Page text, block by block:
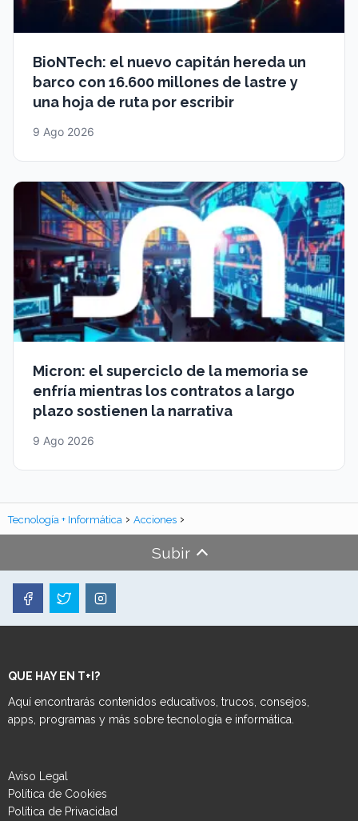
BioNTech: el nuevo capitán hereda un
barco con 16.600 millones de lastre y
una hoja de ruta por escribir
9 Ago 2026
Micron: el superciclo de la memoria se
enfría mientras los contratos a largo
plazo sostienen la narrativa
9 Ago 2026
Tecnología + Informática Acciones
Subir
QUE HAY EN T+I?
Aquí encontrarás contenidos educativos, trucos, consejos,
apps, programas y más sobre tecnología e informática.
Aviso Legal
Política de Cookies
Política de Privacidad